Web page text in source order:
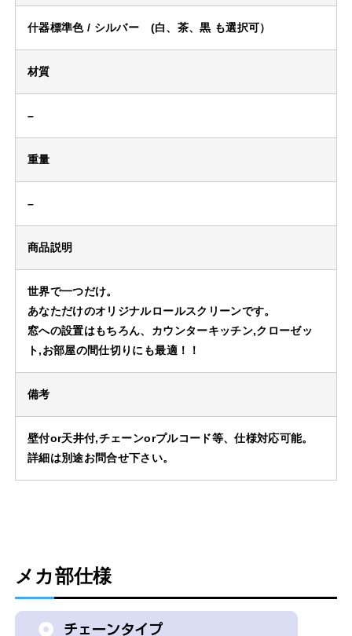
什器標準色 / シルバー (白、茶、黒 も選択可）
材質
–
重量
–
商品説明
世界で一つだけ。
あなただけのオリジナルロールスクリーンです。
窓への設置はもちろん、カウンターキッチン,クローゼッ
ト,お部屋の間仕切りにも最適！！
備考
壁付or天井付,チェーンorプルコード等、仕様対応可能。
詳細は別途お問合せ下さい。
メカ部仕様